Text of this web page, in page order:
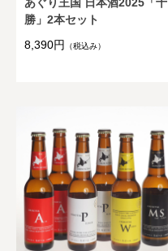
勝」2本セット
8,390円
（税込み）